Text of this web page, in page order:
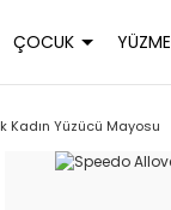
ÇOCUK YÜZME
Kadın Yüzücü Mayosu